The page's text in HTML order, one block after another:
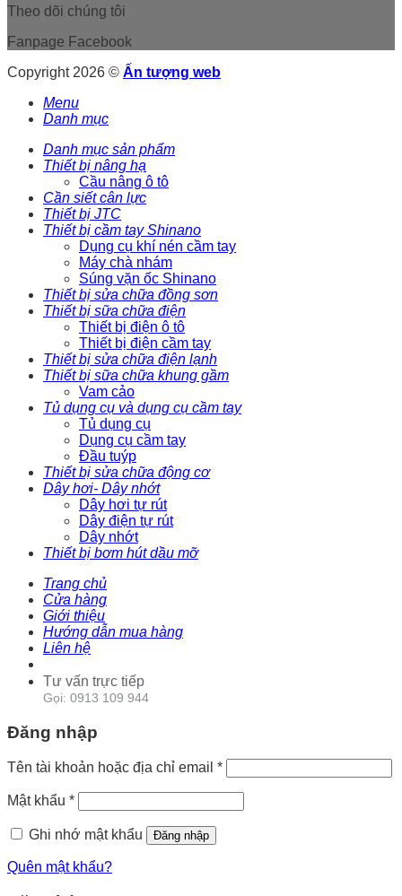
Theo dõi chúng tôi
Fanpage Facebook
Copyright 2026 © Ấn tượng web
Menu
Danh mục
Danh mục sản phẩm
Thiết bị nâng hạ
Cầu nâng ô tô
Cần siết cân lực
Thiết bị JTC
Thiết bị cầm tay Shinano
Dụng cụ khí nén cầm tay
Máy chà nhám
Súng vặn ốc Shinano
Thiết bị sửa chữa đồng sơn
Thiết bị sữa chữa điện
Thiết bị điện ô tô
Thiết bị điện cầm tay
Thiết bị sửa chữa điện lạnh
Thiết bị sữa chữa khung gầm
Vam cảo
Tủ dụng cụ và dụng cụ cầm tay
Tủ dụng cụ
Dụng cụ cầm tay
Đầu tuýp
Thiết bị sửa chữa động cơ
Dây hơi- Dây nhớt
Dây hơi tự rút
Dây điện tự rút
Dây nhớt
Thiết bị bơm hút dầu mỡ
Trang chủ
Cửa hàng
Giới thiệu
Hướng dẫn mua hàng
Liên hệ
Tư vấn trực tiếp
Gọi: 0913 109 944
Đăng nhập
Tên tài khoản hoặc địa chỉ email *
Mật khẩu *
Ghi nhớ mật khẩu Đăng nhập
Quên mật khẩu?